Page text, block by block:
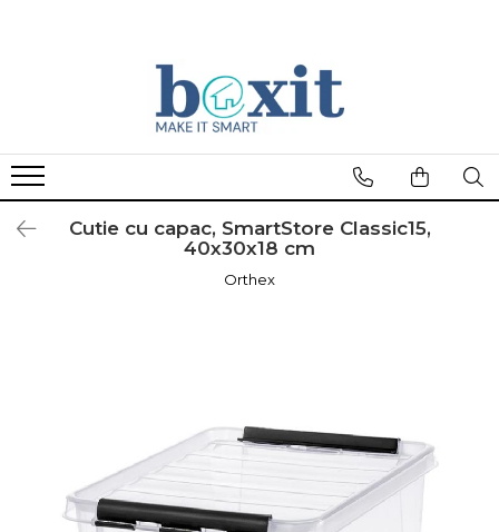
Cutie cu capac, SmartStore Classic15,
40x30x18 cm
Orthex